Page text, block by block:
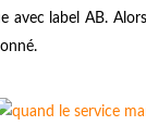
avec label AB.